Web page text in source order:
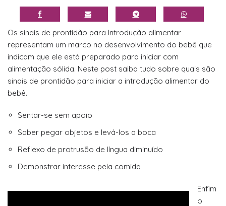
Os sinais de prontidão para Introdução alimentar
representam um marco no desenvolvimento do bebê que
indicam que ele está preparado para iniciar com
alimentação sólida. Neste post saiba tudo sobre quais são
sinais de prontidão para iniciar a introdução alimentar do
bebê.
Sentar-se sem apoio
Saber pegar objetos e levá-los a boca
Reflexo de protrusão de língua diminuído
Demonstrar interesse pela comida
Enfim
o